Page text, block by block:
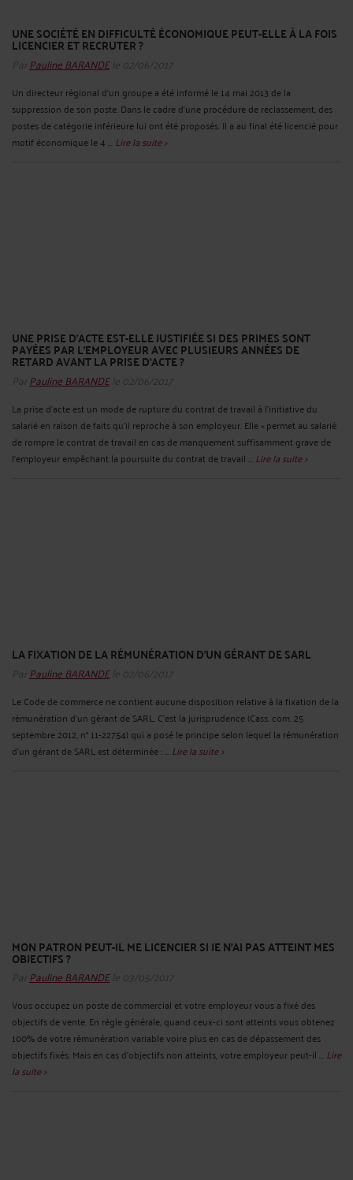
UNE SOCIÉTÉ EN DIFFICULTÉ ÉCONOMIQUE PEUT-ELLE À LA FOIS
LICENCIER ET RECRUTER ?
Par Pauline BARANDEle 02/06/2017
Un directeur régional d’un groupe a été informé le 14 mai 2013 de la
suppression de son poste. Dans le cadre d’une procédure de reclassement, des
postes de catégorie inférieure lui ont été proposés. Il a au final été licencié pour
motif économique le 4 ... Lire la suite >
UNE PRISE D’ACTE EST-ELLE JUSTIFIÉE SI DES PRIMES SONT
PAYÉES PAR L’EMPLOYEUR AVEC PLUSIEURS ANNÉES DE
RETARD AVANT LA PRISE D’ACTE ?
Par Pauline BARANDEle 02/06/2017
La prise d’acte est un mode de rupture du contrat de travail à l’initiative du
salarié en raison de faits qu’il reproche à son employeur. Elle « permet au salarié
de rompre le contrat de travail en cas de manquement suffisamment grave de
l’employeur empêchant la poursuite du contrat de travail ... Lire la suite >
LA FIXATION DE LA RÉMUNÉRATION D’UN GÉRANT DE SARL
Par Pauline BARANDEle 02/06/2017
Le Code de commerce ne contient aucune disposition relative à la fixation de la
rémunération d’un gérant de SARL. C’est la jurisprudence (Cass. com. 25
septembre 2012, n° 11-22754) qui a posé le principe selon lequel la rémunération
d’un gérant de SARL est déterminée : ... Lire la suite >
MON PATRON PEUT-IL ME LICENCIER SI JE N’AI PAS ATTEINT MES
OBJECTIFS ?
Par Pauline BARANDEle 03/05/2017
Vous occupez un poste de commercial et votre employeur vous a fixé des
objectifs de vente. En règle générale, quand ceux-ci sont atteints vous obtenez
100% de votre rémunération variable voire plus en cas de dépassement des
objectifs fixés. Mais en cas d’objectifs non atteints, votre employeur peut-il ... Lire
la suite >